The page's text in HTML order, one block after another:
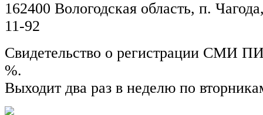
162400 Вологодская область, п.
11-92
Свидетельство о регистрации СМИ
%.
Выходит два раз в неделю по